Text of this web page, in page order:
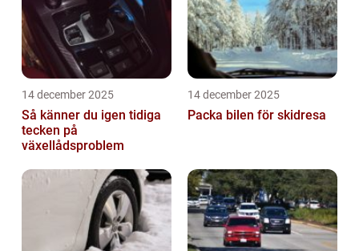
14 december 2025
Så känner du igen tidiga
tecken på
växellådsproblem
14 december 2025
Packa bilen för skidresa